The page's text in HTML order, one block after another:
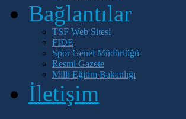
Bağlantılar
TSF Web Sitesi
FIDE
Spor Genel Müdürlüğü
Resmi Gazete
Milli Eğitim Bakanlığı
İletişim